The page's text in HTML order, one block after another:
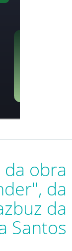
obra
da
da
Santos